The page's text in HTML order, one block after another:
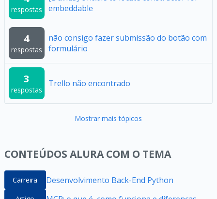
respostas
embeddable
4
respostas
não consigo fazer submissão do botão com
formulário
3
respostas
Trello não encontrado
Mostrar mais tópicos
CONTEÚDOS ALURA COM O TEMA
Carreira Desenvolvimento Back-End Python